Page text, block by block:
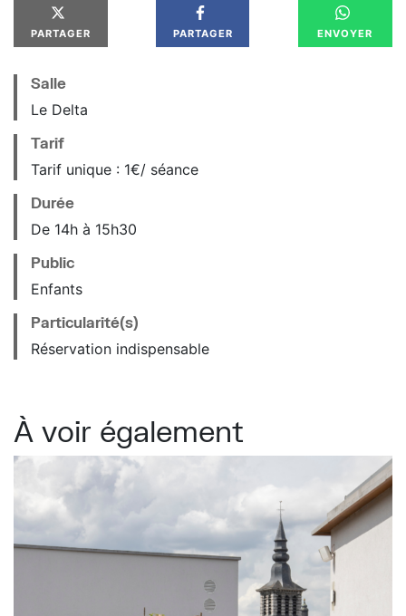
PARTAGER PARTAGER ENVOYER
Salle
Le Delta
Tarif
Tarif unique : 1€/ séance
Durée
De 14h à 15h30
Public
Enfants
Particularité(s)
Réservation indispensable
À voir également